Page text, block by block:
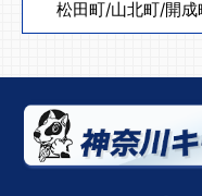
松田町/山北町/開成